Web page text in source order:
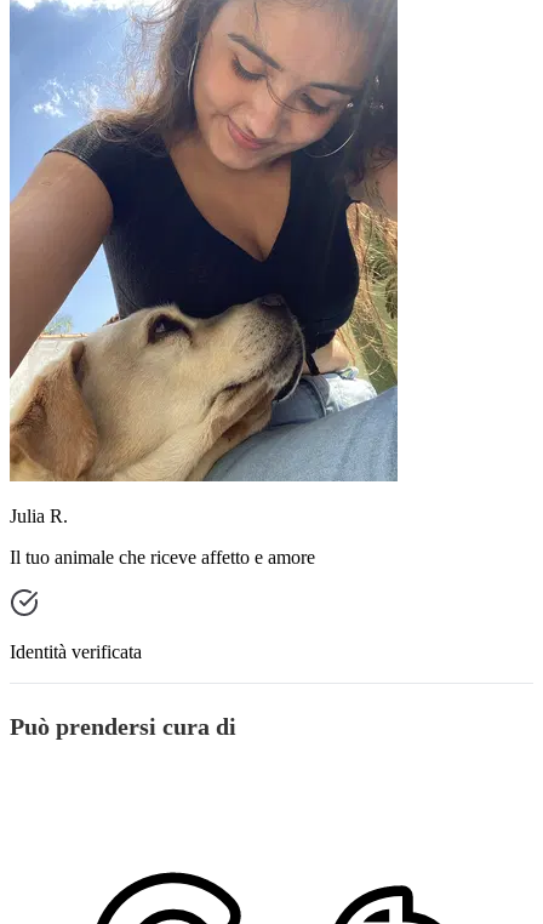
Julia R.
Il tuo animale che riceve affetto e amore
Identità verificata
Può prendersi cura di